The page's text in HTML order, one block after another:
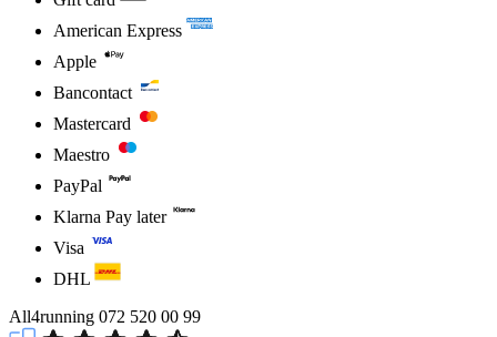
American Express
Apple
Bancontact
Mastercard
Maestro
PayPal
Klarna Pay later
Visa
DHL
All4running 072 520 00 99